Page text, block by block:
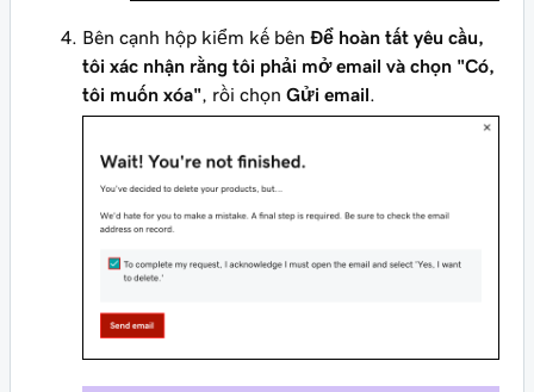
Bên cạnh hộp kiểm kế bên Để hoàn tất yêu cầu,
tôi xác nhận rằng tôi phải mở email và chọn "Có,
tôi muốn xóa", rồi chọn Gửi email.